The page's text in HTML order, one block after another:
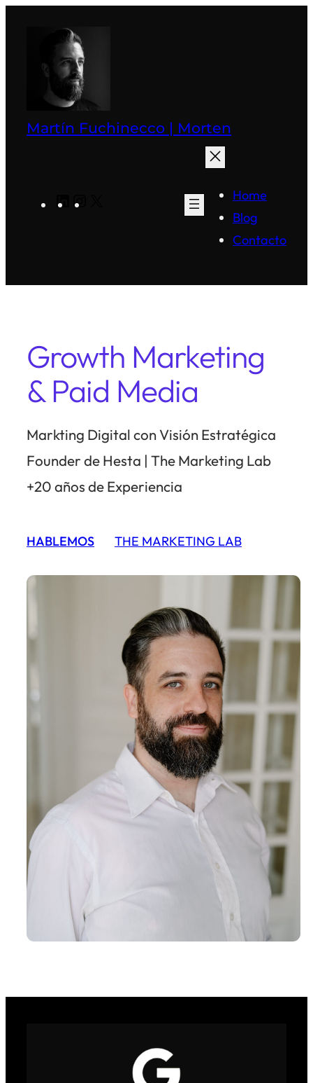
contenido
Martín Fuchinecco | Morten
LinkedIn
Home
Blog
Contacto
Growth Marketing
& Paid Media
Markting Digital con Visión Estratégica
Founder de Hesta | The Marketing Lab
+20 años de Experiencia
HABLEMOS THE MARKETING LAB